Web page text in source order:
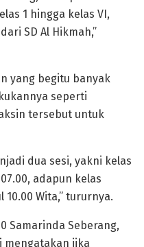
1 hingga kelas VI,
SD Al Hikmah,”
yang begitu banyak
seperti
tersebut untuk
dua sesi, yakni kelas
adapun kelas
Wita,” tururnya.
Samarinda Seberang,
mengatakan jika